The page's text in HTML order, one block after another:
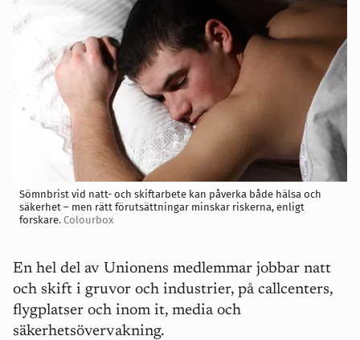
Sömnbrist vid natt- och skiftarbete kan påverka både hälsa och
säkerhet – men rätt förutsättningar minskar riskerna, enligt
forskare. Colourbox
En hel del av Unionens medlemmar jobbar natt
och skift i gruvor och industrier, på callcenters,
flygplatser och inom it, media och
säkerhetsövervakning.